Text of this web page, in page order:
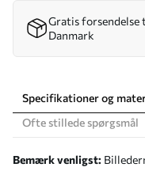
Gratis forsendelse
Danmark
Specifikationer og
Ofte stillede spørgsmål
Bemærk venligst: